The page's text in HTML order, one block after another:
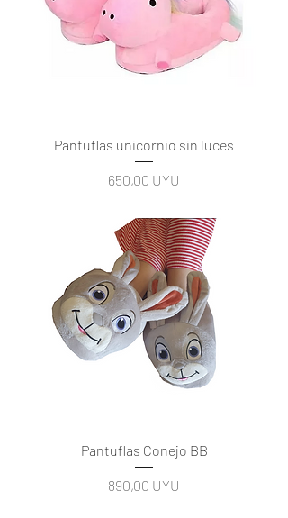
Pantuflas unicornio sin luces
Precio
650,00 UYU
Pantuflas Conejo BB
Precio
890,00 UYU